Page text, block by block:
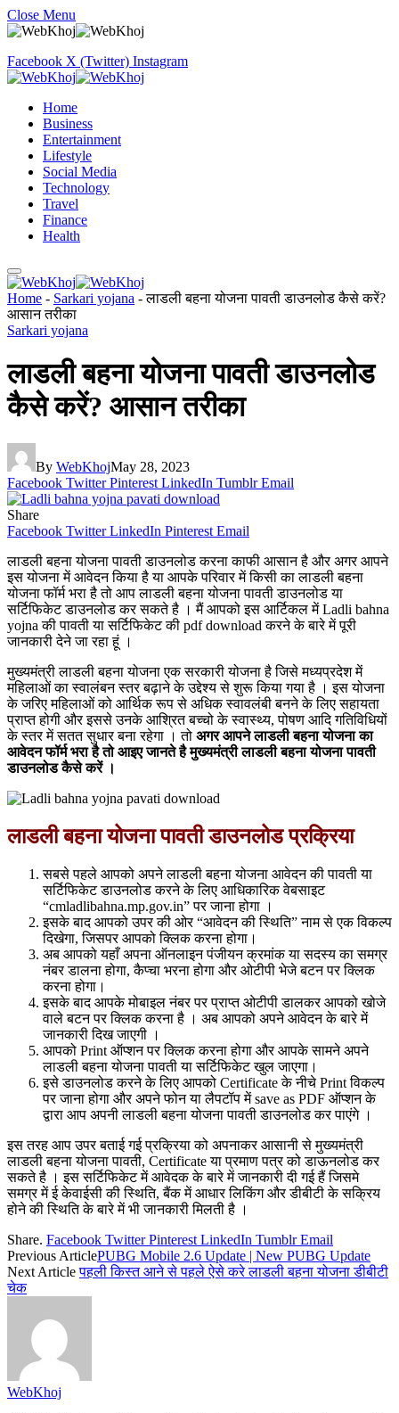
Close Menu
Facebook X (Twitter) Instagram
Home
Business
Entertainment
Lifestyle
Social Media
Technology
Travel
Finance
Health
Home - Sarkari yojana -लाडली बहना योजना पावती डाउनलोड कैसे करें?
आसान तरीका
Sarkari yojana
लाडली बहना योजना पावती डाउनलोड
कैसे करें? आसान तरीका
By WebKhojMay 28, 2023
Facebook Twitter Pinterest LinkedIn Tumblr Email
Share
Facebook Twitter LinkedIn Pinterest Email
लाडली बहना योजना पावती डाउनलोड करना काफी आसान है और अगर आपने
इस योजना में आवेदन किया है या आपके परिवार में किसी का लाडली बहना
योजना फॉर्म भरा है तो आप लाडली बहना योजना पावती डाउनलोड या
सर्टिफिकेट डाउनलोड कर सकते है । मैं आपको इस आर्टिकल में Ladli bahna
yojna की पावती या सर्टिफिकेट की pdf download करने के बारे में पूरी
जानकारी देने जा रहा हूं ।
मुख्यमंत्री लाडली बहना योजना एक सरकारी योजना है जिसे मध्यप्रदेश में
महिलाओं का स्वालंबन स्तर बढ़ाने के उद्देश्य से शुरू किया गया है । इस योजना
के जरिए महिलाओं को आर्थिक रूप से अधिक स्वावलंबी बनने के लिए सहायता
प्राप्त होगी और इससे उनके आश्रित बच्चो के स्वास्थ्य, पोषण आदि गतिविधियों
के स्तर में सतत सुधार बना रहेगा । तो अगर आपने लाडली बहना योजना का
आवेदन फॉर्म भरा है तो आइए जानते है मुख्यमंत्री लाडली बहना योजना पावती
डाउनलोड कैसे करें ।
लाडली बहना योजना पावती डाउनलोड प्रक्रिया
सबसे पहले आपको अपने लाडली बहना योजना आवेदन की पावती या
सर्टिफिकेट डाउनलोड करने के लिए आधिकारिक वेबसाइट
“cmladlibahna.mp.gov.in” पर जाना होगा ।
इसके बाद आपको उपर की ओर “आवेदन की स्थिति” नाम से एक विकल्प
दिखेगा, जिसपर आपको क्लिक करना होगा।
अब आपको यहाँ अपना ऑनलाइन पंजीयन क्रमांक या सदस्य का समग्र
नंबर डालना होगा, कैप्चा भरना होगा और ओटीपी भेजे बटन पर क्लिक
करना होगा।
इसके बाद आपके मोबाइल नंबर पर प्राप्त ओटीपी डालकर आपको खोजे
वाले बटन पर क्लिक करना है । अब आपको अपने आवेदन के बारे में
जानकारी दिख जाएगी ।
आपको Print ऑप्शन पर क्लिक करना होगा और आपके सामने अपने
लाडली बहना योजना पावती या सर्टिफिकेट खुल जाएगा।
इसे डाउनलोड करने के लिए आपको Certificate के नीचे Print विकल्प
पर जाना होगा और अपने फोन या लैपटॉप में save as PDF ऑप्शन के
द्वारा आप अपनी लाडली बहना योजना पावती डाउनलोड कर पाएंगे ।
इस तरह आप उपर बताई गई प्रक्रिया को अपनाकर आसानी से मुख्यमंत्री
लाडली बहना योजना पावती, Certificate या प्रमाण पत्र को डाऊनलोड कर
सकते है । इस सर्टिफिकेट में आवेदक के बारे में जानकारी दी गई हैं जिसमे
समग्र में ई केवाईसी की स्थिति, बैंक में आधार लिकिंग और डीबीटी के सक्रिय
होने की स्थिति के बारे में भी जानकारी मिलती है ।
Share. Facebook Twitter Pinterest LinkedIn Tumblr Email
Previous ArticlePUBG Mobile 2.6 Update | New PUBG Update
Next Articleपहली किस्त आने से पहले ऐसे करे लाडली बहना योजना डीबीटी
चेक
WebKhoj